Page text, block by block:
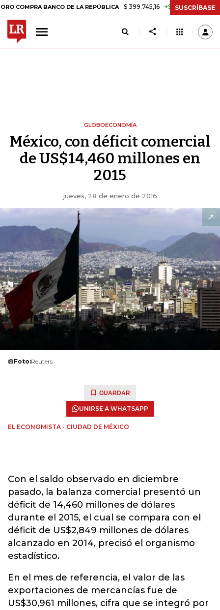
BANCO DE LA REPÚBLICA $ 399.745,16 +$ 2.295,71 +0,58%
SUSCRÍBASE
GLOBOECONOMÍA
México, con déficit comercial
de US$14,460 millones en
2015
jueves, 28 de enero de 2016
Foto:Reuters
GUARDAR
UNIRSE A WHATSAPP
EL ECONOMISTA - CIUDAD DE MÉXICO
Con el saldo observado en diciembre
pasado, la balanza comercial presentó un
déficit de 14,460 millones de dólares
durante el 2015, el cual se compara con el
déficit de US$2,849 millones de dólares
alcanzado en 2014, precisó el organismo
estadístico.
En el mes de referencia, el valor de las
exportaciones de mercancías fue de
US$30,961 millones, cifra que se integró por